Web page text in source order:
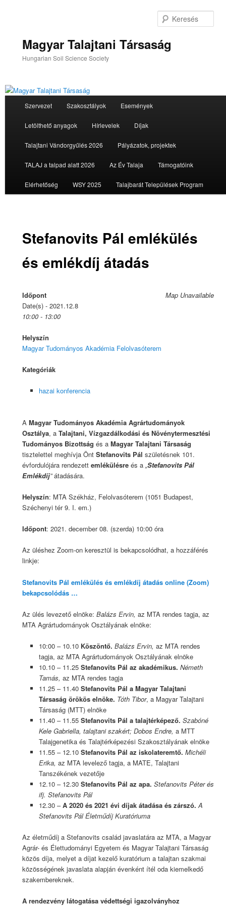
Magyar Talajtani Társaság
Hungarian Soil Science Society
Szervezet Szakosztályok Események
Letölthető anyagok Hírlevelek Díjak
Talajtani Vándorgyűlés 2026 Pályázatok, projektek
TALAJ a talpad alatt 2026 Az Év Talaja Támogatóink
Elérhetőség WSY 2025 Talajbarát Települések Program
Stefanovits Pál emlékülés
és emlékdíj átadás
Map Unavailable
Időpont
Date(s) - 2021.12.8
10:00 - 13:00
Helyszín
Magyar Tudományos Akadémia Felolvasóterem
Kategóriák
hazai konferencia
AMagyar Tudományos Akadémia Agrártudományok
Osztálya, aTalajtani, Vízgazdálkodási és Növénytermesztési
Tudományos Bizottság és aMagyar Talajtani Társaság
tisztelettel meghívja ÖntStefanovits Pálszületésnek 101.
évfordulójára rendezettemlékülésre és a„Stefanovits Pál
Emlékdíj”átadására.
Helyszín: MTA Székház, Felolvasóterem (1051 Budapest,
Széchenyi tér 9. I. em.)
Időpont: 2021. december 08. (szerda) 10:00 óra
Az üléshez Zoom-on keresztül is bekapcsolódhat, a hozzáférés
linkje:
Stefanovits Pál emlékülés és emlékdíj átadás online (Zoom)
bekapcsolódás …
Az ülés levezető elnöke:Balázs Ervin,az MTA rendes tagja, az
MTA Agrártudományok Osztályának elnöke:
10:00 – 10.10 Köszöntő. Balázs Ervin, az MTA rendes
tagja, az MTA Agrártudományok Osztályának elnöke
10.10 – 11.25Stefanovits Pál az akadémikus. Németh
Tamás, az MTA rendes tagja
11.25 – 11.40Stefanovits Pál a Magyar Talajtani
Társaság örökös elnöke. Tóth Tibor, a Magyar Talajtani
Társaság (MTT) elnöke
11.40 – 11.55Stefanovits Pál a talajtérképező. Szabóné
Kele Gabriella, talajtani szakért; Dobos Endre, a MTT
Talajgenetika és Talajtérképezési Szakosztályának elnöke
11.55 – 12.10Stefanovits Pál az iskolateremtő. Michéli
Erika, az MTA levelező tagja, a MATE, Talajtani
Tanszékének vezetője
12.10 – 12.30Stefanovits Pál az apa. Stefanovits Péter és
ifj. Stefanovits Pál
12.30 –A 2020 és 2021 évi díjak átadása és zárszó.A
Stefanovits Pál ÉletműdíjKuratóriuma
Az életműdíj a Stefanovits család javaslatára az MTA, a Magyar
Agrár- és Élettudományi Egyetem és Magyar Talajtani Társaság
közös díja, melyet a díjat kezelő kuratórium a talajtan szakmai
közösségének javaslata alapján évenként ítél oda kiemelkedő
szakembereknek.
A rendezvény látogatása védettségi igazolványhoz